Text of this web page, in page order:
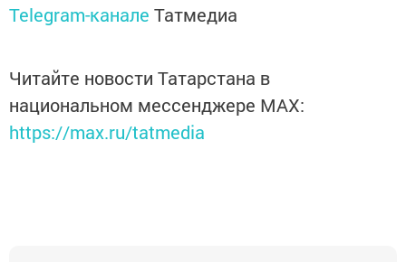
Telegram-канале Татмедиа
Читайте новости Татарстана в
национальном мессенджере MАХ:
https://max.ru/tatmedia